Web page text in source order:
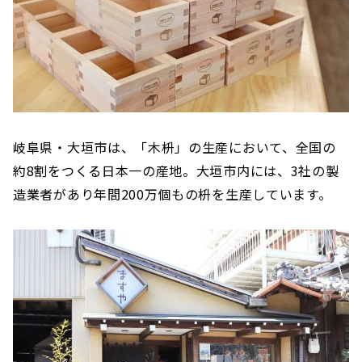
岐阜県・大垣市は、「木枡」の生産において、全国の
約8割をつくる日本一の産地。大垣市内には、3社の製
造業者があり年間200万個もの枡を生産しています。